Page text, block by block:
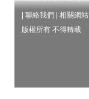
聯絡我們 相關網站
版權所有 不得轉載